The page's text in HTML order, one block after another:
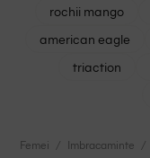
rochii mango
american eagle
triaction
Femei Imbracaminte